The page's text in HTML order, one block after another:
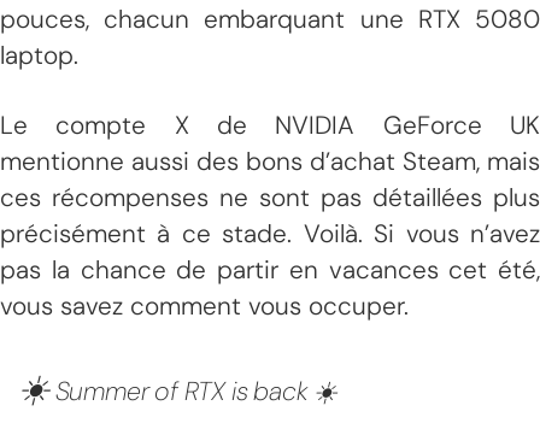
pouces, chacun embarquant une RTX 5080
laptop.
Le compte X de NVIDIA GeForce UK
mentionne aussi des bons d’achat Steam, mais
ces récompenses ne sont pas détaillées plus
précisément à ce stade. Voilà. Si vous n’avez
pas la chance de partir en vacances cet été,
vous savez comment vous occuper.
☀️Summer of RTX is back ☀️